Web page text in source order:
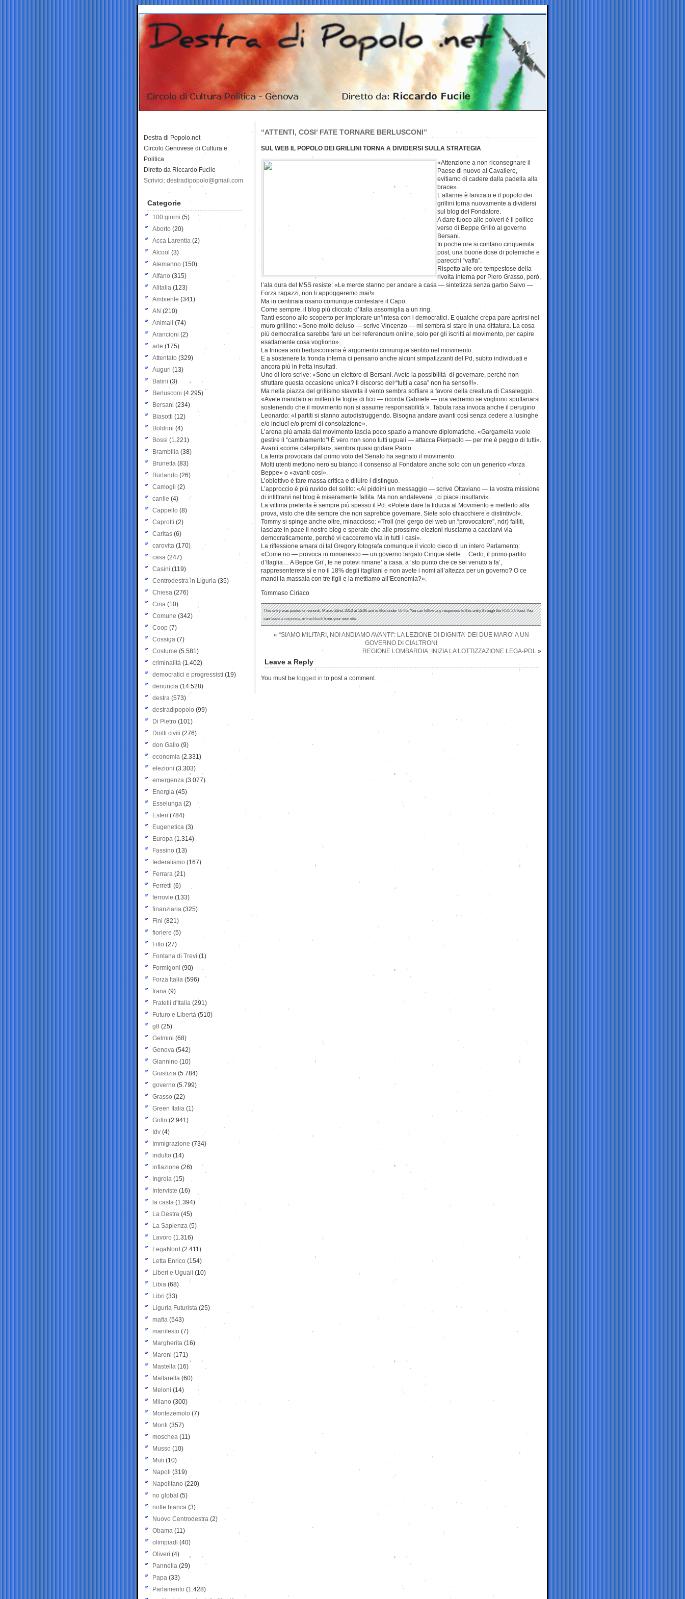
“ATTENTI, COSI’ FATE TORNARE BERLUSCONI”
SUL WEB IL POPOLO DEI GRILLINI TORNA A DIVIDERSI SULLA STRATEGIA
«Attenzione a non riconsegnare il
Paese di nuovo al Cavaliere,
evitiamo di cadere dalla padella alla
brace».
L’allarme è lanciato e il popolo dei
grillini torna nuovamente a dividersi
sul blog del Fondatore.
A dare fuoco alle polveri è il pollice
verso di Beppe Grillo al governo
Bersani.
In poche ore si contano cinquemila
post, una buone dose di polemiche e
parecchi “vaffa”.
Rispetto alle ore tempestose della
rivolta interna per Piero Grasso, però,
l’ala dura del M5S resiste: «Le merde stanno per andare a casa — sintetizza senza garbo Salvo —
Forza ragazzi, non li appoggeremo mai!».
Ma in centinaia osano comunque contestare il Capo.
Come sempre, il blog più cliccato d’Italia assomiglia a un ring.
Tanti escono allo scoperto per implorare un’intesa con i democratici. E qualche crepa pare aprirsi nel
muro grillino: «Sono molto deluso — scrive Vincenzo — mi sembra si stare in una dittatura. La cosa
più democratica sarebbe fare un bel referendum online, solo per gli iscritti al movimento, per capire
esattamente cosa vogliono».
La trincea anti berlusconiana è argomento comunque sentito nel movimento.
E a sostenere la fronda interna ci pensano anche alcuni simpatizzanti del Pd, subito individuati e
ancora più in fretta insultati.
Uno di loro scrive: «Sono un elettore di Bersani. Avete la possibilità di governare, perchè non
sfruttare questa occasione unica? Il discorso del “tutti a casa” non ha senso!!!».
Ma nella piazza del grillismo stavolta il vento sembra soffiare a favore della creatura di Casaleggio.
«Avete mandato ai mittenti le foglie di fico — ricorda Gabriele — ora vedremo se vogliono sputtanarsi
sostenendo che il movimento non si assume responsabilità ». Tabula rasa invoca anche il perugino
Leonardo: «I partiti si stanno autodistruggendo. Bisogna andare avanti così senza cedere a lusinghe
e/o inciuci e/o premi di consolazione».
L’arena più amata dal movimento lascia poco spazio a manovre diplomatiche. «Gargamella vuole
gestire il “cambiamento”! È vero non sono tutti uguali — attacca Pierpaolo — per me è peggio di tutti».
Avanti «come caterpillar», sembra quasi gridare Paolo.
La ferita provocata dal primo voto del Senato ha segnato il movimento.
Molti utenti mettono nero su bianco il consenso al Fondatore anche solo con un generico «forza
Beppe» o «avanti così».
L’obiettivo è fare massa critica e diluire i distinguo.
L’approccio è più ruvido del solito: «Ai piddini un messaggio — scrive Ottaviano — la vostra missione
di infiltrarvi nel blog è miseramente fallita. Ma non andatevene , ci piace insultarvi».
La vittima preferita è sempre più spesso il Pd: «Potete dare la fiducia al Movimento e metterlo alla
prova, visto che dite sempre che non saprebbe governare. Siete solo chiacchiere e distintivo!».
Tommy si spinge anche oltre, minaccioso: «Troll (nel gergo del web un “provocatore”, ndr) falliti,
lasciate in pace il nostro blog e sperate che alle prossime elezioni riusciamo a cacciarvi via
democraticamente, perchè vi cacceremo via in tutti i casi».
La riflessione amara di tal Gregory fotografa comunque il vicolo cieco di un intero Parlamento:
«Come no — provoca in romanesco — un governo targato Cinque stelle… Certo, il primo partito
d’Itaglia… A Beppe Gri’, te ne potevi rimane’ a casa, a ‘sto punto che ce sei venuto a fa’,
rappresenterete sì e no il 18% degli itagliani e non avete i nomi all’altezza per un governo? O ce
mandi la massaia con tre figli e la mettiamo all’Economia?».
Tommaso Ciriaco
This entry was posted on venerdì, Marzo 22nd, 2013 at 16:06 and is filed underGrillo. You can follow any responses to this entry through theRSS 2.0feed. You
canleave a response, ortrackbackfrom your own site.
« “SIAMO MILITARI, NOI ANDIAMO AVANTI”: LA LEZIONE DI DIGNITA’ DEI DUE MARO’ A UN
GOVERNO DI CIALTRONI
REGIONE LOMBARDIA: INIZIA LA LOTTIZZAZIONE LEGA-PDL »
Leave a Reply
You must be logged in to post a comment.
Destra di Popolo.net
Circolo Genovese di Cultura e
Politica
Diretto da Riccardo Fucile
Scrivici: destradipopolo@gmail.com
Categorie
100 giorni (5)
Aborto (20)
Acca Larentia (2)
Alcool (3)
Alemanno (150)
Alfano (315)
Alitalia (123)
Ambiente (341)
AN (210)
Animali (74)
Arancioni (2)
arte (175)
Attentato (329)
Auguri (13)
Batini (3)
Berlusconi (4.295)
Bersani (234)
Biasotti (12)
Boldrini (4)
Bossi (1.221)
Brambilla (38)
Brunetta (83)
Burlando (26)
Camogli (2)
canile (4)
Cappello (8)
Caprotti (2)
Caritas (6)
carovita (170)
casa (247)
Casini (119)
Centrodestra in Liguria (35)
Chiesa (276)
Cina (10)
Comune (342)
Coop (7)
Cossiga (7)
Costume (5.581)
criminalità (1.402)
democratici e progressisti (19)
denuncia (14.528)
destra (573)
destradipopolo (99)
Di Pietro (101)
Diritti civili (276)
don Gallo (9)
economia (2.331)
elezioni (3.303)
emergenza (3.077)
Energia (45)
Esselunga (2)
Esteri (784)
Eugenetica (3)
Europa (1.314)
Fassino (13)
federalismo (167)
Ferrara (21)
Ferretti (6)
ferrovie (133)
finanziaria (325)
Fini (821)
fioriere (5)
Fitto (27)
Fontana di Trevi (1)
Formigoni (90)
Forza Italia (596)
frana (9)
Fratelli d'Italia (291)
Futuro e Libertà (510)
g8 (25)
Gelmini (68)
Genova (542)
Giannino (10)
Giustizia (5.784)
governo (5.799)
Grasso (22)
Green Italia (1)
Grillo (2.941)
Idv (4)
Immigrazione (734)
indulto (14)
inflazione (26)
Ingroia (15)
Interviste (16)
la casta (1.394)
La Destra (45)
La Sapienza (5)
Lavoro (1.316)
LegaNord (2.411)
Letta Enrico (154)
Liberi e Uguali (10)
Libia (68)
Libri (33)
Liguria Futurista (25)
mafia (543)
manifesto (7)
Margherita (16)
Maroni (171)
Mastella (16)
Mattarella (60)
Meloni (14)
Milano (300)
Montezemolo (7)
Monti (357)
moschea (11)
Musso (10)
Muti (10)
Napoli (319)
Napolitano (220)
no global (5)
notte bianca (3)
Nuovo Centrodestra (2)
Obama (11)
olimpiadi (40)
Oliveri (4)
Pannella (29)
Papa (33)
Parlamento (1.428)